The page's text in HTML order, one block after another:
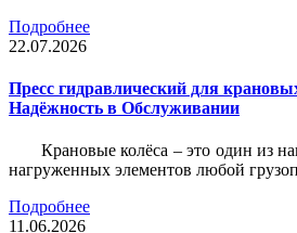
Подробнее
22.07.2026
Пресс гидравлический для
Надёжность в Обслуживании
Крановые колёса – это один из
нагруженных элементов любой
Подробнее
11.06.2026